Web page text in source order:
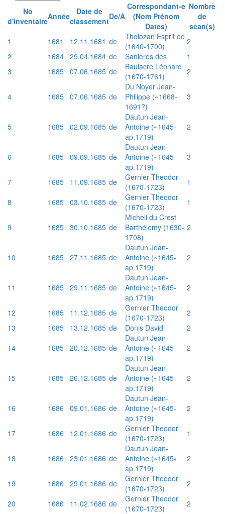
No
d'inventaireAnnée
Date de
classementDe/A
Correspondant-e
(Nom Prénom
Dates)
Nombre
de
scan(s)
1
1681 12.11.1681 de
Tholozan Esprit de
(1640-1700)
2
2
1684 29.04.1684 de Sanières des
1
3
1685 07.06.1685 de
Baulacre Léonard
(1670-1761)
2
4 1685 07.06.1685 de
Du Noyer Jean-
Philippe (~1668-
1691?)
3
5 1685 02.09.1685 de
Dautun Jean-
Antoine (~1645-
ap.1719)
2
6 1685 09.09.1685 de
Dautun Jean-
Antoine (~1645-
ap.1719)
3
7 1685 11.09.1685 de
Gernler Theodor
(1670-1723)
1
8
1685 03.10.1685 de
Gernler Theodor
(1670-1723)
1
9 1685 30.10.1685 de
Micheli du Crest
Barthélemy (1630-
1708)
2
10 1685 27.11.1685 de
Dautun Jean-
Antoine (~1645-
ap.1719)
2
11 1685 29.11.1685 de
Dautun Jean-
Antoine (~1645-
ap.1719)
2
12 1685 11.12.1685 de
Gernler Theodor
(1670-1723)
2
13
1685 13.12.1685 de Donis David
2
14
1685 20.12.1685 de
Dautun Jean-
Antoine (~1645-
ap.1719)
2
15 1685 26.12.1685 de
Dautun Jean-
Antoine (~1645-
ap.1719)
2
16 1686 09.01.1686 de
Dautun Jean-
Antoine (~1645-
ap.1719)
2
17 1686 12.01.1686 de
Gernler Theodor
(1670-1723)
1
18 1686 23.01.1686 de
Dautun Jean-
Antoine (~1645-
ap.1719)
2
19 1686 29.01.1686 de
Gernler Theodor
(1670-1723)
2
20
1686 11.02.1686 de
Gernler Theodor
(1670-1723)
2